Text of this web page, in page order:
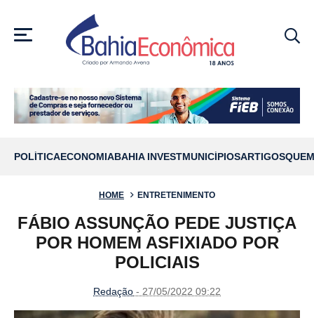
MENU
POLÍTICAECONOMIABAHIA INVESTMUNICÍPIOSARTIGOS
HOME ENTRETENIMENTO
FÁBIO ASSUNÇÃO PEDE JUSTIÇA
POR HOMEM ASFIXIADO POR
POLICIAIS
Redação - 27/05/2022 09:22